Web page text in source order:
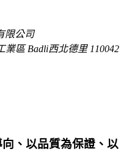
限公司
業區 Badli西北德里 110042
、以品質為保證、以